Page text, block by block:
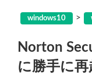
windows10 >
Norton
に勝手に